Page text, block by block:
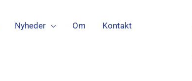
Nyheder Om Kontakt